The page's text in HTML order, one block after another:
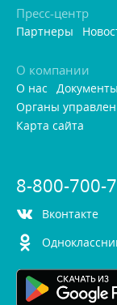
Пресс-центр
Партнеры
О компании
О нас Документы
Органы
Карта сайта
8-800-700-
контакте